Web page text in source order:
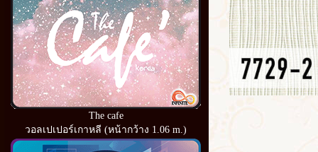
The cafe
วอลเปเปอร์เกาหลี (หน้ากว้าง 1.06 m.)